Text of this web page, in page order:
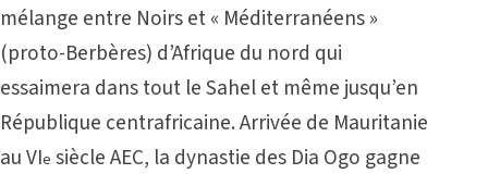
mélange entre Noirs et « Méditerranéens »
(proto-Berbères) d’Afrique du nord qui
essaimera dans tout le Sahel et même jusqu’en
République centrafricaine. Arrivée de Mauritanie
au VIe siècle AEC, la dynastie des Dia Ogo gagne